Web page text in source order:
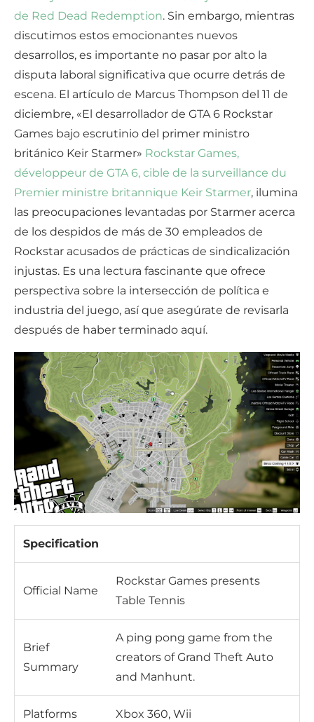
de Red Dead Redemption. Sin embargo, mientras
discutimos estos emocionantes nuevos
desarrollos, es importante no pasar por alto la
disputa laboral significativa que ocurre detrás de
escena. El artículo de Marcus Thompson del 11 de
diciembre, «El desarrollador de GTA 6 Rockstar
Games bajo escrutinio del primer ministro
británico Keir Starmer» Rockstar Games,
développeur de GTA 6, cible de la surveillance du
Premier ministre britannique Keir Starmer, ilumina
las preocupaciones levantadas por Starmer acerca
de los despidos de más de 30 empleados de
Rockstar acusados de prácticas de sindicalización
injustas. Es una lectura fascinante que ofrece
perspectiva sobre la intersección de política e
industria del juego, así que asegúrate de revisarla
después de haber terminado aquí.
Specification
Official Name
Rockstar Games presents
Table Tennis
Brief
Summary
A ping pong game from the
creators of Grand Theft Auto
and Manhunt.
Platforms Xbox 360, Wii